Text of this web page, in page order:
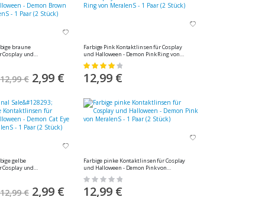
und
12,99 € Sonderangebot
2,99 €
Farbige Pink Kontaktlinsen für Cosplay
und Halloween - Demon Pink Ring von
MeralenS - 1 Paar (2 Stück)
Bewertung:
85%
12,99 €
und
12,99 € Sonderangebot
2,99 €
Farbige pinke Kontaktlinsen für Cosplay
und Halloween - Demon Pink von
MeralenS - 1 Paar (2 Stück)
Rating:
0%
12,99 €